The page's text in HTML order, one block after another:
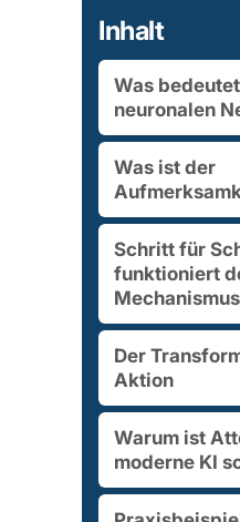
Inhalt
Was
neuronalen
Was ist der
Schritt für
funktioniert
Der
Aktion
Warum ist
moderne KI